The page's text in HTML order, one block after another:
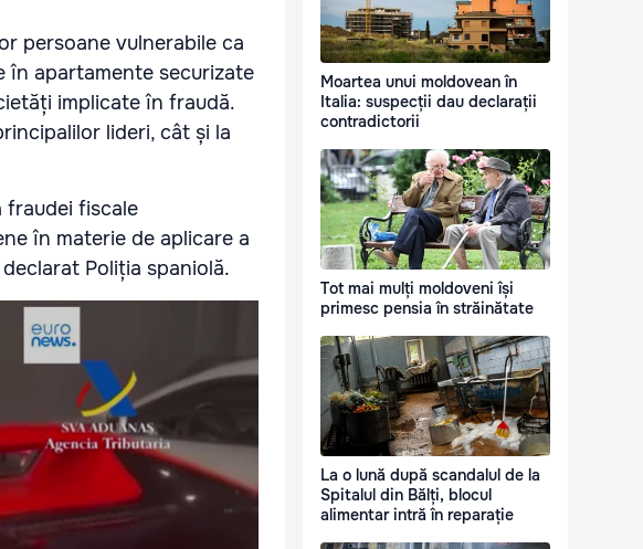
persoane vulnerabile ca
în apartamente securizate
implicate în fraudă.
lideri, cât și la
fraudei fiscale
în materie de aplicare a
Poliția spaniolă.
Moartea unui moldovean în
Italia: suspecții dau declarații
contradictorii
Tot mai mulți moldoveni își
primesc pensia în străinătate
La o lună după scandalul de la
Spitalul din Bălți, blocul
alimentar intră în reparație